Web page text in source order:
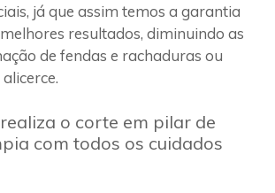
já que assim temos a garantia
resultados, diminuindo as
de fendas e rachaduras ou
o corte em pilar de
com todos os cuidados